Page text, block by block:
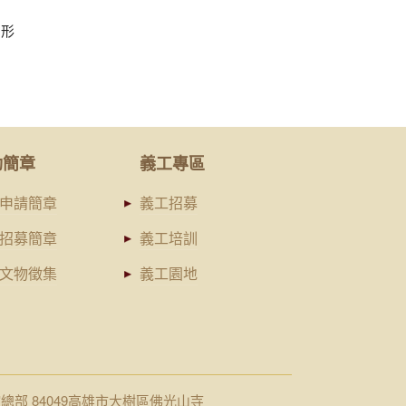
章
請簡章
募簡章
物徵集
義工專區
義工招募
義工培訓
義工園地
部 84049高雄市大樹區佛光山寺